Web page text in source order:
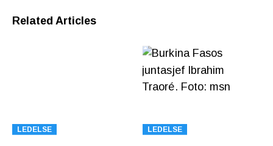
Related Articles
LEDELSE LEDELSE